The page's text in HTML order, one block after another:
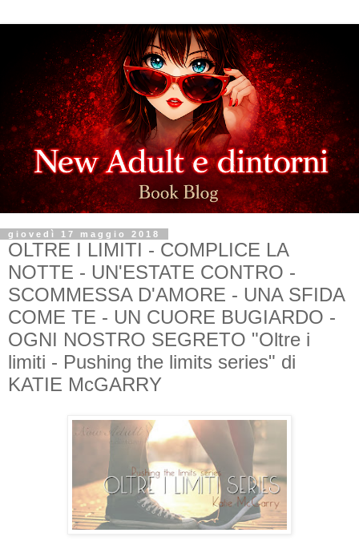
giovedì 17 maggio 2018
OLTRE I LIMITI - COMPLICE LA
NOTTE - UN'ESTATE CONTRO -
SCOMMESSA D'AMORE - UNA SFIDA
COME TE - UN CUORE BUGIARDO -
OGNI NOSTRO SEGRETO "Oltre i
limiti - Pushing the limits series" di
KATIE McGARRY